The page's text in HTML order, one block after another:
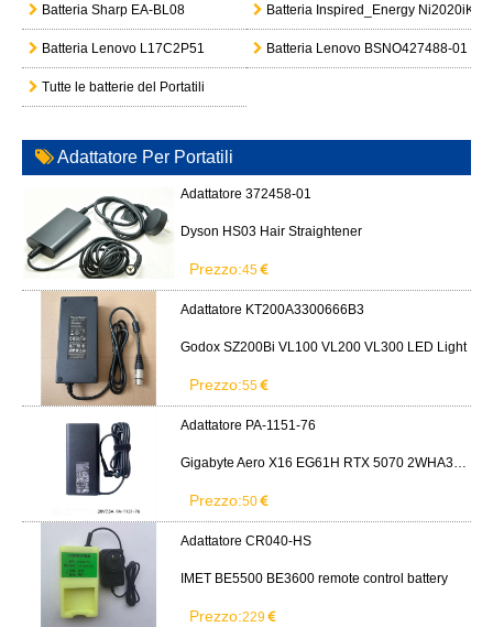
Batteria Sharp EA-BL08 Batteria Inspired_Energy Ni2020iK24
Batteria Lenovo L17C2P51 Batteria Lenovo BSNO427488-01
Tutte le batterie del Portatili
Adattatore Per Portatili
Adattatore 372458-01
Dyson HS03 Hair Straightener
Prezzo:45
Adattatore KT200A3300666B3
Godox SZ200Bi VL100 VL200 VL300 LED Light
Prezzo:55
Adattatore PA-1151-76
Gigabyte Aero X16 EG61H RTX 5070 2WHA3USC64AH LITEON PA-1151-76 150W adapter
Prezzo:50
Adattatore CR040-HS
IMET BE5500 BE3600 remote control battery
Prezzo:229